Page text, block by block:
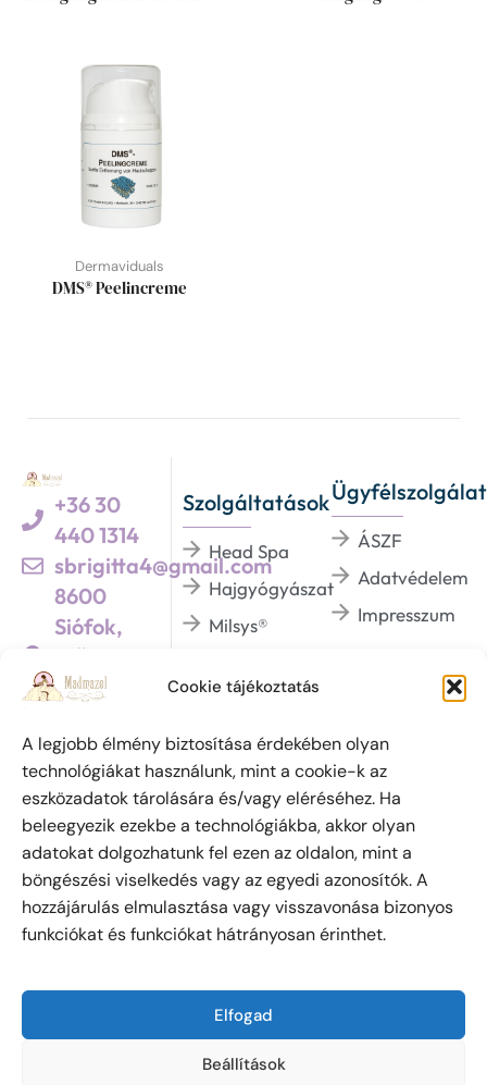
Cookie tájékoztatás
A legjobb élmény biztosítása érdekében olyan
technológiákat használunk, mint a cookie-k az
eszközadatok tárolására és/vagy eléréséhez. Ha
beleegyezik ezekbe a technológiákba, akkor olyan
adatokat dolgozhatunk fel ezen az oldalon, mint a
böngészési viselkedés vagy az egyedi azonosítók. A
hozzájárulás elmulasztása vagy visszavonása bizonyos
funkciókat és funkciókat hátrányosan érinthet.
Elfogad
Beállítások
Dermaviduals
DMS® Peelincreme
+36 30
440 1314
sbrigitta4@gmail.com
8600
Siófok,
Szűcs u. 5.
/Üzletek háza 1.
emeletén/
Szolgáltatások
Head Spa
Hajgyógyászat
Milsys®
BHSYS®
Ügyfélszolgálat
ÁSZF
Adatvédelem
Impresszum
Szabadalmi védjegy oltalom alatt áll. (azonosító
szám: 223 798) Az oldalon megjelent írásokat és
fényképeket a szerzői jogról szóló 1999. évi LXXVI.
törvény értelmében Csanádyné Soós Brigitta
személyes engedélye nélkül máshol közzétenni tilos.
sorát tüntetik fel, majd a folytatásért az oldalra
kattintva jut el az olvasó!
Madmazel Holistic Beauty © 2026 Minden jog